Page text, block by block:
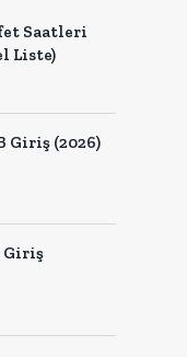
Saatleri
Liste)
Giriş (2026)
Giriş